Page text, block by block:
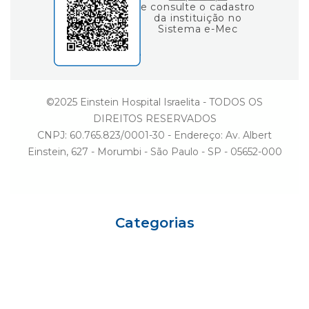
e consulte o cadastro
da instituição no
Sistema e-Mec
©2025 Einstein Hospital Israelita - TODOS OS
DIREITOS RESERVADOS
CNPJ: 60.765.823/0001-30 - Endereço: Av. Albert
Einstein, 627 - Morumbi - São Paulo - SP - 05652-000
Categorias